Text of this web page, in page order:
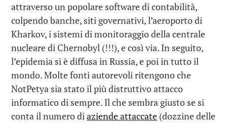
attraverso un popolare software di contabilità,
colpendo banche, siti governativi, l’aeroporto di
Kharkov, i sistemi di monitoraggio della centrale
nucleare di Chernobyl (!!!), e così via. In seguito,
l’epidemia si è diffusa in Russia, e poi in tutto il
mondo. Molte fonti autorevoli ritengono che
NotPetya sia stato il più distruttivo attacco
informatico di sempre. Il che sembra giusto se si
conta il numero diaziende attaccate (dozzine delle